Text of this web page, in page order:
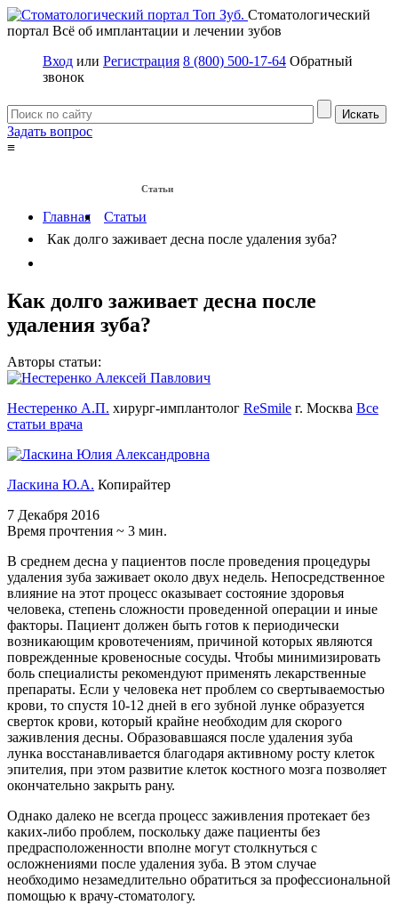
Стоматологический
портал Всё об имплантации и лечении зубов
Вход или Регистрация 8 (800) 500-17-64 Обратный
звонок
Задать вопрос
≡
Статьи
Главная
Статьи
Как долго заживает десна после удаления зуба?
Как долго заживает десна после
удаления зуба?
Авторы статьи:
Нестеренко А.П. хирург-имплантолог ReSmile г. Москва Все
статьи врача
Ласкина Ю.А. Копирайтер
7 Декабря 2016
Время прочтения ~ 3 мин.
В среднем десна у пациентов после проведения процедуры
удаления зуба заживает около двух недель. Непосредственное
влияние на этот процесс оказывает состояние здоровья
человека, степень сложности проведенной операции и иные
факторы. Пациент должен быть готов к периодически
возникающим кровотечениям, причиной которых являются
поврежденные кровеносные сосуды. Чтобы минимизировать
боль специалисты рекомендуют применять лекарственные
препараты. Если у человека нет проблем со свертываемостью
крови, то спустя 10-12 дней в его зубной лунке образуется
сверток крови, который крайне необходим для скорого
заживления десны. Образовавшаяся после удаления зуба
лунка восстанавливается благодаря активному росту клеток
эпителия, при этом развитие клеток костного мозга позволяет
окончательно закрыть рану.
Однако далеко не всегда процесс заживления протекает без
каких-либо проблем, поскольку даже пациенты без
предрасположенности вполне могут столкнуться с
осложнениями после удаления зуба. В этом случае
необходимо незамедлительно обратиться за профессиональной
помощью к врачу-стоматологу.